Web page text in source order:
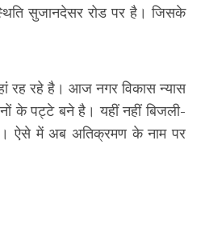
सुजानदेसर रोड पर है। जिसके
रह रहे है। आज नगर विकास न्यास
के पट्टे बने है। यहीं नहीं बिजली-
ऐसे में अब अतिक्रमण के नाम पर